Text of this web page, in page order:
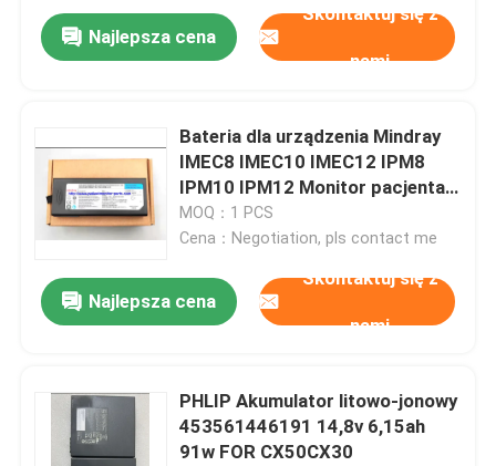
Najlepsza cena
Skontaktuj się z
nami
Bateria dla urządzenia Mindray
IMEC8 IMEC10 IMEC12 IPM8
IPM10 IPM12 Monitor pacjenta
REF: LI13I001A
MOQ：1 PCS
Cena：Negotiation, pls contact me
Najlepsza cena
Skontaktuj się z
nami
PHLIP Akumulator litowo-jonowy
453561446191 14,8v 6,15ah
91w FOR CX50CX30